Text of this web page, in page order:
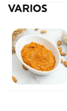
VARIOS